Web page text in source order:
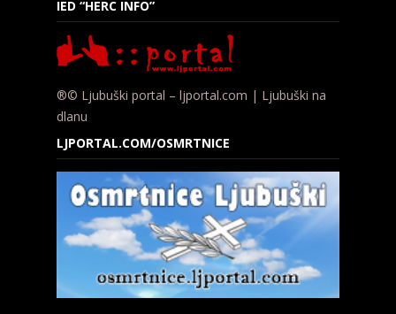
IED “HERC INFO”
®© Ljubuški portal – ljportal.com | Ljubuški na
dlanu
LJPORTAL.COM/OSMRTNICE